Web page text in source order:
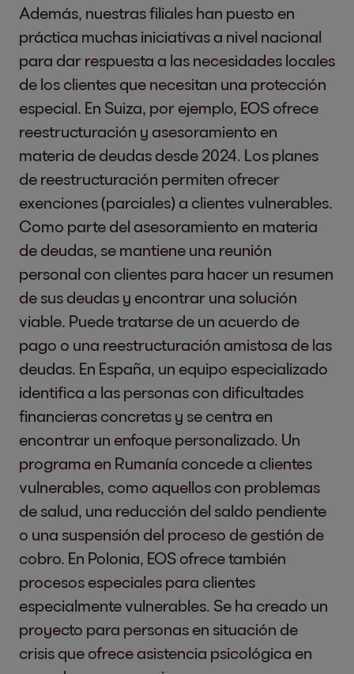
ética y la forma respetuosa de tratarnos
mutuamente en nuestro Código de
Conducta.
Responsible Acquisition of Portfolios &
Partnerships
Nuestras decisiones empresariales
vienen determinadas no solo por
parámetros económicos, sino también
por criterios sociales y ecológicos. A la
hora de seleccionar carteras y socios
aplicamos criterios de exclusión
específicos.
Strengthening Liquidity of our Clients
Creamos valor añadido financiero para
nuestros clientes y hacemos nuestros
procesos sencillos, digitales y accesibles
para ellos. Nuestro trabajo permite a
nuestros clientes centrarse en su
actividad principal. Al mismo tiempo,
aumentamos su liquidez y devolvemos
dinero al ciclo económico.
Trustworthy Stakeholder Relations
Como nuestras relaciones con los
inversores son cruciales para EOS,
mantenemos un diálogo permanente
con ellos. Invitamos con regularidad a
nuestros inversores a tomar parte en
encuestas de satisfacción, procesos de
Peace, Justice and Strong
Institutions
Partnership for the Goals
Las iniciativas y medidas individuales que
promueven parcialmente otros SDG se
incluirán en el informe como corresponda.
and
Sebastian
responsible for
EOS is part of the
EOS Group
meetings being held.
More information:
1)Justus Hecking-
Griewel. From 1
female and four
Directors of the
2-12 Role of the highest
governance body in
overseeing the
management of
impacts
Please see:Our
2-13 Delegation of
responsibility for
managing impacts
Please see:
Además, nuestras filiales han puesto en
práctica muchas iniciativas a nivel nacional
para dar respuesta a las necesidades locales
de los clientes que necesitan una protección
especial. En Suiza, por ejemplo, EOS ofrece
reestructuración y asesoramiento en
materia de deudas desde 2024. Los planes
de reestructuración permiten ofrecer
exenciones (parciales) a clientes vulnerables.
Como parte del asesoramiento en materia
de deudas, se mantiene una reunión
personal con clientes para hacer un resumen
de sus deudas y encontrar una solución
viable. Puede tratarse de un acuerdo de
pago o una reestructuración amistosa de las
deudas. En España, un equipo especializado
identifica a las personas con dificultades
financieras concretas y se centra en
encontrar un enfoque personalizado. Un
programa en Rumanía concede a clientes
vulnerables, como aquellos con problemas
de salud, una reducción del saldo pendiente
o una suspensión del proceso de gestión de
cobro. En Polonia, EOS ofrece también
procesos especiales para clientes
especialmente vulnerables. Se ha creado un
proyecto para personas en situación de
crisis que ofrece asistencia psicológica en